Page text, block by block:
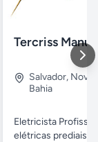
Salvador, Nova
Bahia
Eletricista
elétricas prediais e